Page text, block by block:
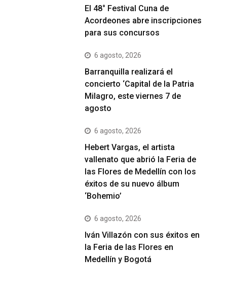
El 48° Festival Cuna de
Acordeones abre inscripciones
para sus concursos
6 agosto, 2026
Barranquilla realizará el
concierto ‘Capital de la Patria
Milagro, este viernes 7 de
agosto
6 agosto, 2026
Hebert Vargas, el artista
vallenato que abrió la Feria de
las Flores de Medellín con los
éxitos de su nuevo álbum
‘Bohemio’
6 agosto, 2026
Iván Villazón con sus éxitos en
la Feria de las Flores en
Medellín y Bogotá